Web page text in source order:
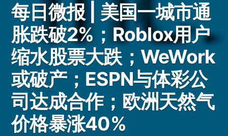
每日微报 | 美国一城市通
胀跌破2%；Roblox用户
缩水股票大跌；WeWork
或破产；ESPN与体彩公
司达成合作；欧洲天然气
价格暴涨40%